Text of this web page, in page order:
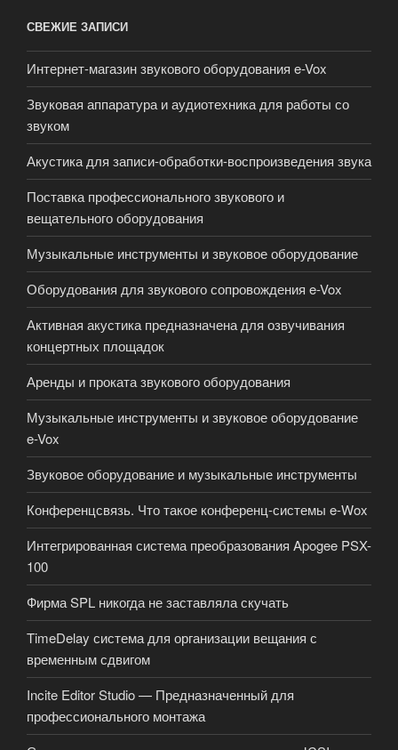
СВЕЖИЕ ЗАПИСИ
Интернет-магазин звукового оборудования e-Vox
Звуковая аппаратура и аудиотехника для работы со
звуком
Акустика для записи-обработки-воспроизведения звука
Поставка профессионального звукового и
вещательного оборудования
Музыкальные инструменты и звуковое оборудование
Оборудования для звукового сопровождения e-Vox
Активная акустика предназначена для озвучивания
концертных площадок
Аренды и проката звукового оборудования
Музыкальные инструменты и звуковое оборудование
e-Vox
Звуковое оборудование и музыкальные инструменты
Конференцсвязь. Что такое конференц-системы e-Wox
Интегрированная система преобразования Apogee PSX-
100
Фирма SPL никогда не заставляла скучать
TimeDelay система для организации вещания с
временным сдвигом
Incite Editor Studio — Предназначенный для
профессионального монтажа